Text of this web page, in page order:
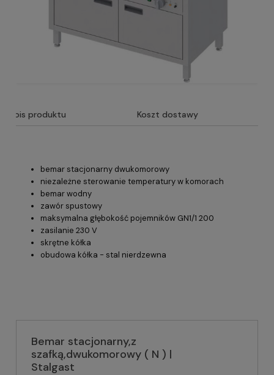
Opis produktu Koszt dostawy
bemar stacjonarny dwukomorowy
niezależne sterowanie temperatury w komorach
bemar wodny
zawór spustowy
maksymalna głębokość pojemników GN1/1 200
zasilanie 230 V
skrętne kółka
obudowa kółka - stal nierdzewna
Bemar stacjonarny,z
szafką,dwukomorowy ( N ) |
Stalgast